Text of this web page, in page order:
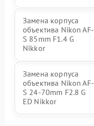
Замена корпуса
объектива Nikon AF-
S 85mm F1.4 G
Nikkor
Замена корпуса
объектива Nikon AF-
S 24-70mm F2.8 G
ED Nikkor